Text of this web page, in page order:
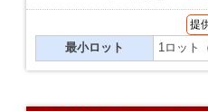
提
最小ロット 1ロット